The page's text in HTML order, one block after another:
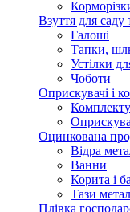
Взуття для саду
Галоші
Тапки,
Устілки
Чоботи
Оприскувачі і
Оцинкована
Відра
Ванни
Корита і
Тази
Плівка